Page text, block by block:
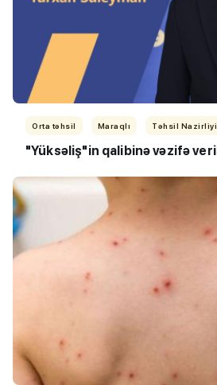
Orta təhsil Maraqlı Təhsil Nazirliyi
"Yüksəliş"in qalibinə vəzifə